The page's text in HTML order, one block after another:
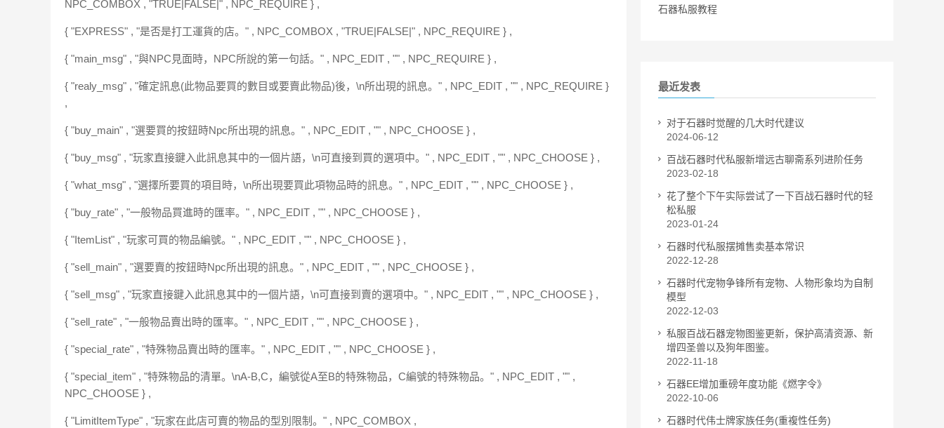
NPC_COMBOX , "TRUE|FALSE|" , NPC_REQUIRE } ,
{ "EXPRESS" , "是否是打工運貨的店。" , NPC_COMBOX , "TRUE|FALSE|" , NPC_REQUIRE } ,
{ "main_msg" , "與NPC見面時，NPC所說的第一句話。" , NPC_EDIT , "" , NPC_REQUIRE } ,
{ "realy_msg" , "確定訊息(此物品要買的數目或要賣此物品)後，\n所出現的訊息。" , NPC_EDIT , "" , NPC_REQUIRE }
,
{ "buy_main" , "選要買的按鈕時Npc所出現的訊息。" , NPC_EDIT , "" , NPC_CHOOSE } ,
{ "buy_msg" , "玩家直接鍵入此訊息其中的一個片語，\n可直接到買的選項中。" , NPC_EDIT , "" , NPC_CHOOSE } ,
{ "what_msg" , "選擇所要買的項目時，\n所出現要買此項物品時的訊息。" , NPC_EDIT , "" , NPC_CHOOSE } ,
{ "buy_rate" , "一般物品買進時的匯率。" , NPC_EDIT , "" , NPC_CHOOSE } ,
{ "ItemList" , "玩家可買的物品編號。" , NPC_EDIT , "" , NPC_CHOOSE } ,
{ "sell_main" , "選要賣的按鈕時Npc所出現的訊息。" , NPC_EDIT , "" , NPC_CHOOSE } ,
{ "sell_msg" , "玩家直接鍵入此訊息其中的一個片語，\n可直接到賣的選項中。" , NPC_EDIT , "" , NPC_CHOOSE } ,
{ "sell_rate" , "一般物品賣出時的匯率。" , NPC_EDIT , "" , NPC_CHOOSE } ,
{ "special_rate" , "特殊物品賣出時的匯率。" , NPC_EDIT , "" , NPC_CHOOSE } ,
{ "special_item" , "特殊物品的清單。\nA-B,C，編號從A至B的特殊物品，C編號的特殊物品。" , NPC_EDIT , "" ,
NPC_CHOOSE } ,
{ "LimitItemType" , "玩家在此店可賣的物品的型別限制。" , NPC_COMBOX ,
石器私服教程
最近发表
对于石器时觉醒的几大时代建议
2024-06-12
百战石器时代私服新增远古聊斋系列进阶任务
2023-02-18
花了整个下午实际尝试了一下百战石器时代的轻
松私服
2023-01-24
石器时代私服摆摊售卖基本常识
2022-12-28
石器时代宠物争锋所有宠物、人物形象均为自制
模型
2022-12-03
私服百战石器宠物图鉴更新，保护高清资源、新
增四圣兽以及狗年图鉴。
2022-11-18
石器EE增加重磅年度功能《燃字令》
2022-10-06
石器时代伟士牌家族任务(重複性任务)